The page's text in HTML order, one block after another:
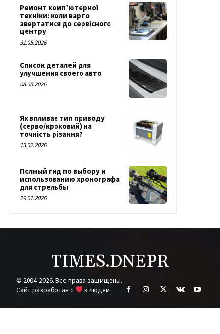
Ремонт комп’ютерної
техніки: коли варто
звертатися до сервісного
центру
31.05.2026
Список деталей для
улучшения своего авто
08.05.2026
Як впливає тип приводу
(серво/кроковий) на
точність різання?
13.02.2026
Полный гид по выбору и
использованию хронографа
для стрельбы
29.01.2026
TIMES.DNEPR
© 2004-2026. Все права защищены.
Cайт разработан с
к людям.